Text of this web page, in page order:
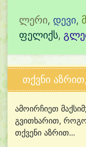
ლერი, დევი,
ფელიქს,
თქვნი
ამოირჩიეთ
გვითხარით,
თქვენი აზრით...